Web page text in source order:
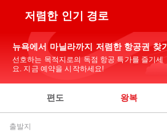
저렴한 인기 경로
뉴욕에서 마닐라까지 저렴한 항공권 찾기
선호하는 목적지로의 독점 항공 특가를 즐기세
요. 지금 예약을 시작하세요!
편도 왕복
출발지